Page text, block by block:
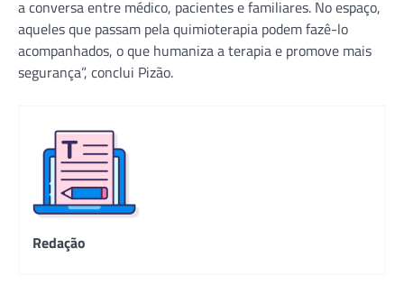
a conversa entre médico, pacientes e familiares. No espaço,
aqueles que passam pela quimioterapia podem fazê-lo
acompanhados, o que humaniza a terapia e promove mais
segurança”, conclui Pizão.
Redação